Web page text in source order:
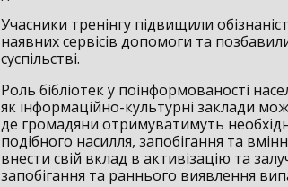
Учасники тренінгу підвищили
наявних сервісів допомоги та
суспільстві.
Роль бібліотек у поінформованості
як інформаційно-культурні заклади
де громадяни отримуватимуть
подібного насилля, запобігання та
внести свій вклад в активізацію та
запобігання та раннього виявлення